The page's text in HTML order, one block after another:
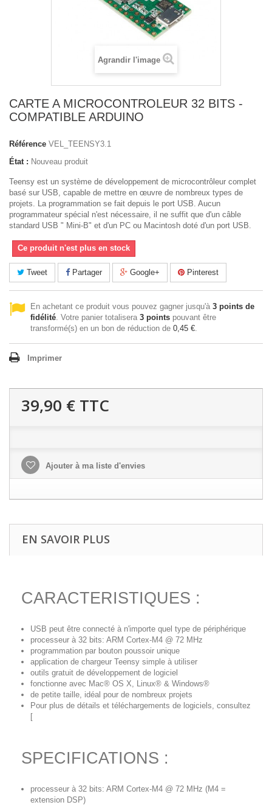
Agrandir l'image
CARTE A MICROCONTROLEUR 32 BITS -
COMPATIBLE ARDUINO
Référence VEL_TEENSY3.1
État : Nouveau produit
Teensy est un système de développement de microcontrôleur complet
basé sur USB, capable de mettre en œuvre de nombreux types de
projets. La programmation se fait depuis le port USB. Aucun
programmateur spécial n'est nécessaire, il ne suffit que d'un câble
standard USB " Mini-B" et d'un PC ou Macintosh doté d'un port USB.
Ce produit n'est plus en stock
Tweet Partager Google+ Pinterest
En achetant ce produit vous pouvez gagner jusqu'à 3 points de
fidélité. Votre panier totalisera 3 points pouvant être
transformé(s) en un bon de réduction de 0,45 €.
Imprimer
39,90 € TTC
Ajouter à ma liste d'envies
EN SAVOIR PLUS
CARACTERISTIQUES :
USB peut être connecté à n'importe quel type de périphérique
processeur à 32 bits: ARM Cortex-M4 @ 72 MHz
programmation par bouton poussoir unique
application de chargeur Teensy simple à utiliser
outils gratuit de développement de logiciel
fonctionne avec Mac® OS X, Linux® & Windows®
de petite taille, idéal pour de nombreux projets
Pour plus de détails et téléchargements de logiciels, consultez
[
SPECIFICATIONS :
processeur à 32 bits: ARM Cortex-M4 @ 72 MHz (M4 =
extension DSP)